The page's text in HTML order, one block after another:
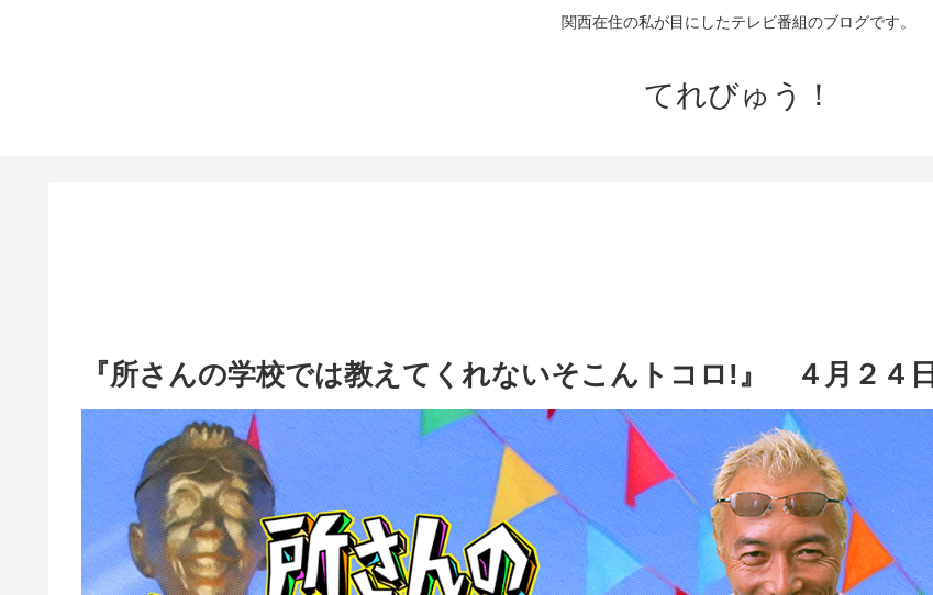
関西在住の私が目にしたテレビ番組のブログです。
てれびゅう！
『所さんの学校では教えてくれないそこんトコロ!』 ４月２４日